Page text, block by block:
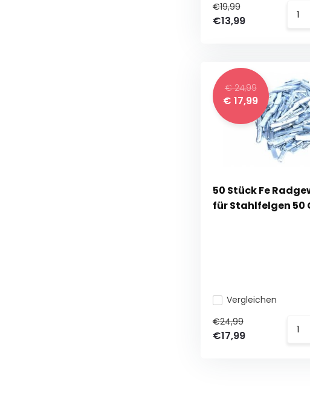
€19,99
€13,99
€ 24,99
€ 17,99
50 Stück Fe
für Stahlfelgen 50
Vergleichen
€24,99
€17,99